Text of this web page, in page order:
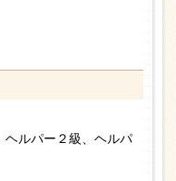
ヘルパー２級、ヘルパ